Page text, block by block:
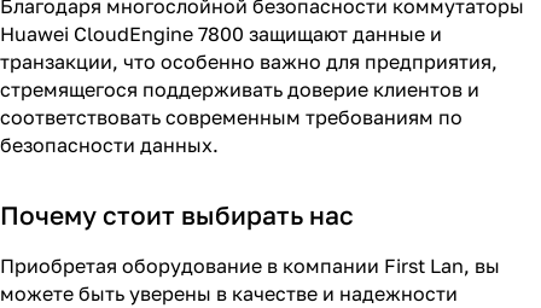
Благодаря многослойной безопасности коммутаторы
Huawei CloudEngine 7800 защищают данные и
транзакции, что особенно важно для предприятия,
стремящегося поддерживать доверие клиентов и
соответствовать современным требованиям по
безопасности данных.
Почему стоит выбирать нас
Приобретая оборудование в компании First Lan, вы
можете быть уверены в качестве и надежности